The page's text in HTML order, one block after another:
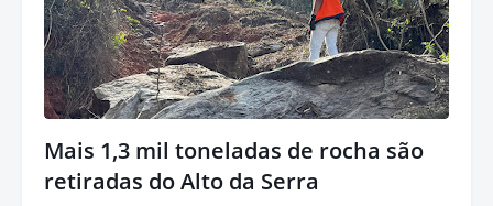
Mais 1,3 mil toneladas de rocha são
retiradas do Alto da Serra